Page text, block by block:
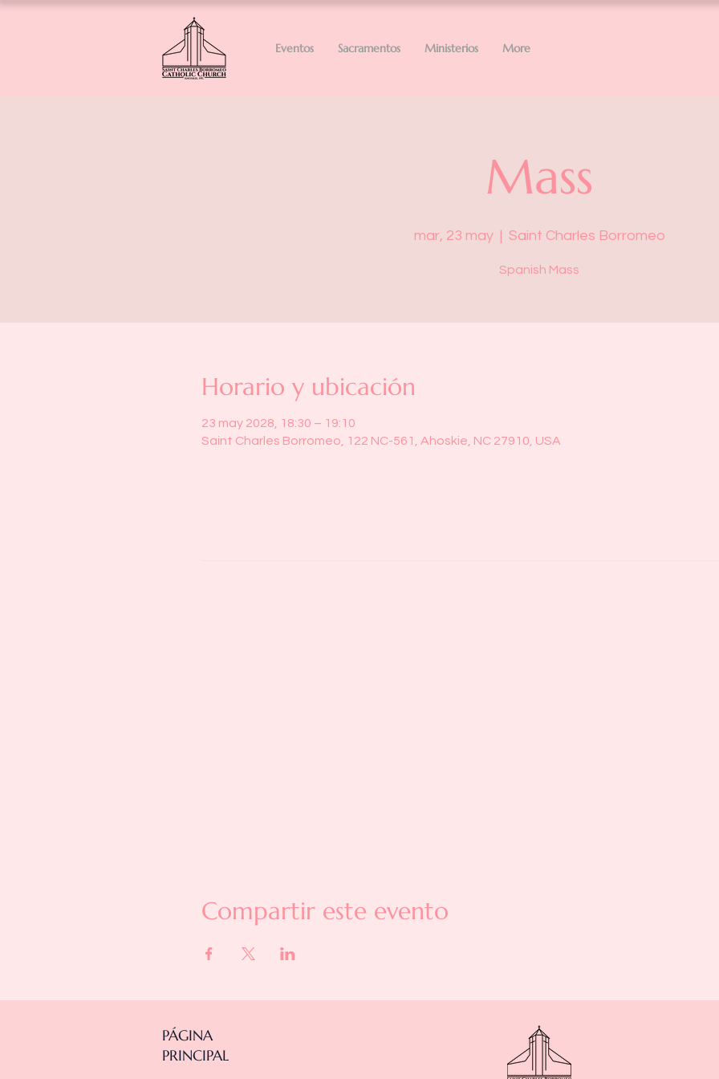
Eventos Sacramentos Ministerios More
Mass
mar, 23 may
  |
Saint Charles Borromeo
Spanish Mass
Horario y ubicación
23 may 2028, 18:30 – 19:10
Saint Charles Borromeo, 122 NC-561, Ahoskie, NC 27910, USA
Compartir este evento
PÁGINA
PRINCIPAL